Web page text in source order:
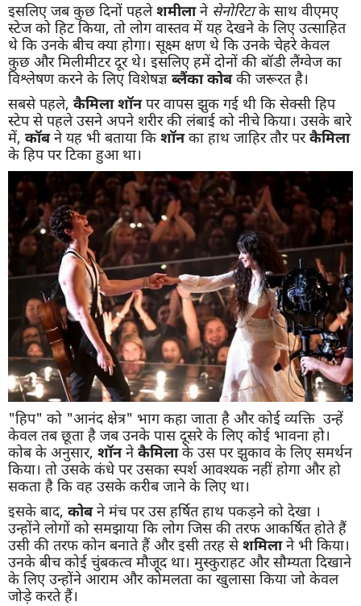
इसलिए जब कुछ दिनों पहलेशमीलाने सेनोरिटाके साथ वीएमए
स्टेज को हिट किया, तो लोग वास्तव में यह देखने के लिए उत्साहित
थे कि उनके बीच क्या होगा। सूक्ष्म क्षण थे कि उनके चेहरे केवल
कुछ और मिलीमीटर दूर थे। इसलिए हमें दोनों की बॉडी लैंग्वेज का
विश्लेषण करने के लिए विशेषज्ञ ब्लैंका कोबकी जरूरत है।
सबसे पहले, कैमिला शॉनपर वापस झुक गई थी कि सेक्सी हिप
स्टेप से पहले उसने अपने शरीर की लंबाई को नीचे किया। उसके बारे
में, कॉबने यह भी बताया कि शॉनका हाथ जाहिर तौर परकैमिला
के हिप पर टिका हुआ था।
"हिप" को "आनंद क्षेत्र" भाग कहा जाता है और कोई व्यक्ति उन्हें
केवल तब छूता है जब उनके पास दूसरे के लिए कोई भावना हो।
कोब के अनुसार, शॉननेकैमिलाके उस पर झुकाव के लिए समर्थन
किया। तो उसके कंधे पर उसका स्पर्श आवश्यक नहीं होगा और हो
सकता है कि वह उसके करीब जाने के लिए था।
इसके बाद, कोबने मंच पर उस हर्षित हाथ पकड़ने को देखा ।
उन्होंने लोगों को समझाया कि लोग जिस की तरफ आकर्षित होते हैं
उसी की तरफ कोन बनाते हैं और इसी तरह सेशमिलाने भी किया।
उनके बीच कोई चुंबकत्व मौजूद था। मुस्कुराहट और सौम्यता दिखाने
के लिए उन्होंने आराम और कोमलता का खुलासा किया जो केवल
जोड़े करते हैं।